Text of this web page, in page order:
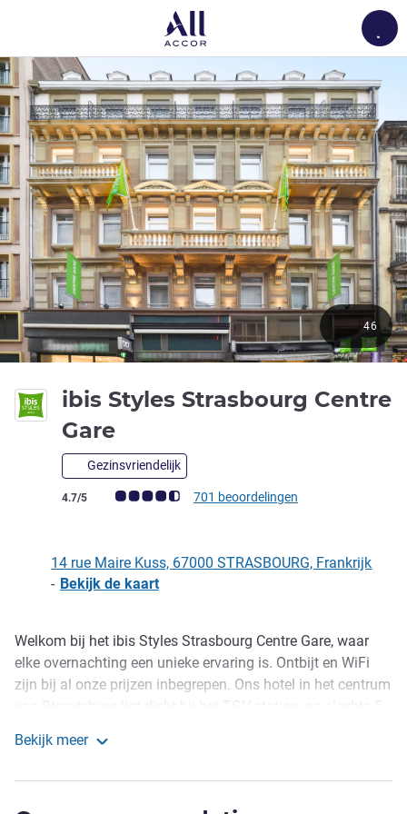
ibis Styles Strasbourg Centre
Gare
Gezinsvriendelijk
Avis-klantbeoordeling (ALL beoordeling)
4.7/5 701 beoordelingen
46
14 rue Maire Kuss, 67000 STRASBOURG, Frankrijk
- Bekijk de kaart
Omschrijving
Welkom bij het ibis Styles Strasbourg Centre Gare, waar
elke overnachting een unieke ervaring is. Ontbijt en WiFi
zijn bij al onze prijzen inbegrepen. Ons hotel in het centrum
voor werk of vakantie, dankzij onze geweldige locatie kunt
Bekijk meer